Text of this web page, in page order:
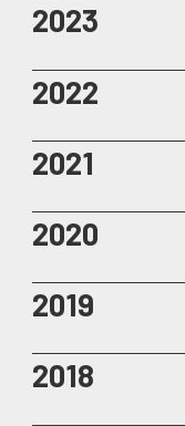
2023
2022
2021
2020
2019
2018